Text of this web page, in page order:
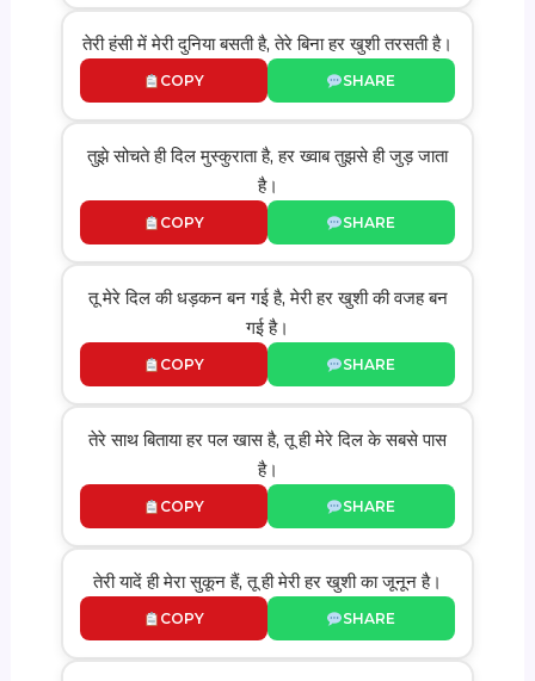
तेरी हंसी में मेरी दुनिया बसती है, तेरे बिना हर खुशी तरसती है।
COPY SHARE
तुझे सोचते ही दिल मुस्कुराता है, हर ख्वाब तुझसे ही जुड़ जाता
है।
COPY SHARE
तू मेरे दिल की धड़कन बन गई है, मेरी हर खुशी की वजह बन
गई है।
COPY SHARE
तेरे साथ बिताया हर पल खास है, तू ही मेरे दिल के सबसे पास
है।
COPY SHARE
तेरी यादें ही मेरा सुकून हैं, तू ही मेरी हर खुशी का जूनून है।
COPY SHARE